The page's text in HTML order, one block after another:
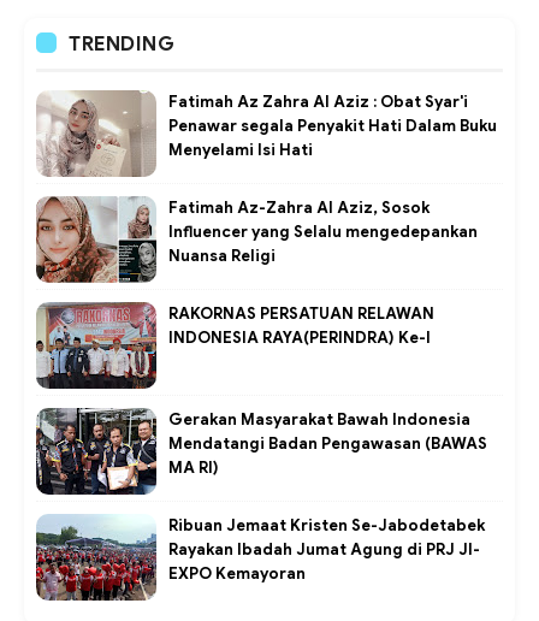
TRENDING
Fatimah Az Zahra Al Aziz : Obat Syar'i
Penawar segala Penyakit Hati Dalam Buku
Menyelami Isi Hati
Fatimah Az-Zahra Al Aziz, Sosok
Influencer yang Selalu mengedepankan
Nuansa Religi
RAKORNAS PERSATUAN RELAWAN
INDONESIA RAYA(PERINDRA) Ke-I
Gerakan Masyarakat Bawah Indonesia
Mendatangi Badan Pengawasan (BAWAS
MA RI)
Ribuan Jemaat Kristen Se-Jabodetabek
Rayakan Ibadah Jumat Agung di PRJ JI-
EXPO Kemayoran